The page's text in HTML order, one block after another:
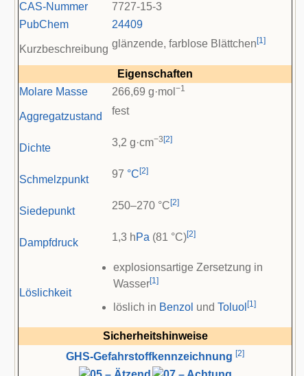
CAS-Nummer
7727-15-3
PubChem
24409
Kurzbeschreibung glänzende, farblose Blättchen [1]
Eigenschaften
Molare Masse
266,69 g·mol −1
Aggregatzustand fest
Dichte 3,2 g·cm−3 [2]
Schmelzpunkt 97 °C [2]
Siedepunkt 250–270 °C [2]
Dampfdruck 1,3 hPa (81 °C)[2]
Löslichkeit
explosionsartige Zersetzung in
Wasser[1]
löslich in Benzol und Toluol [1]
Sicherheitshinweise
GHS-Gefahrstoffkennzeichnung [2]